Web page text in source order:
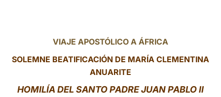
VIAJE APOSTÓLICO A ÁFRICA
SOLEMNE BEATIFICACIÓN DE MARÍA CLEMENTINA
ANUARITE
HOMILÍA DEL SANTO PADRE JUAN PABLOII